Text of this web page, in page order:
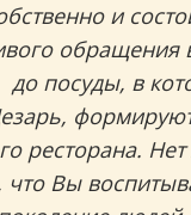
и
обращения
до посуды, в
ресторана. Нет
Вы